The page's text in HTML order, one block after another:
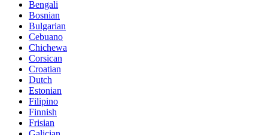
Bengali
Bosnian
Bulgarian
Cebuano
Chichewa
Corsican
Croatian
Dutch
Estonian
Filipino
Finnish
Frisian